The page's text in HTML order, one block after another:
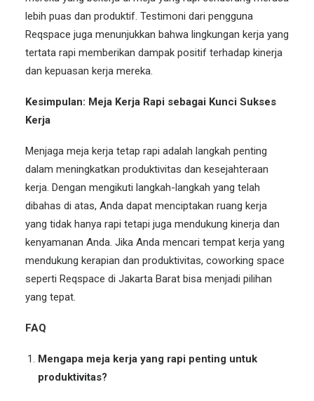
lebih puas dan produktif. Testimoni dari pengguna
Reqspace juga menunjukkan bahwa lingkungan kerja yang
tertata rapi memberikan dampak positif terhadap kinerja
dan kepuasan kerja mereka.
Kesimpulan: Meja Kerja Rapi sebagai Kunci Sukses
Kerja
Menjaga meja kerja tetap rapi adalah langkah penting
dalam meningkatkan produktivitas dan kesejahteraan
kerja. Dengan mengikuti langkah-langkah yang telah
dibahas di atas, Anda dapat menciptakan ruang kerja
yang tidak hanya rapi tetapi juga mendukung kinerja dan
kenyamanan Anda. Jika Anda mencari tempat kerja yang
mendukung kerapian dan produktivitas, coworking space
seperti Reqspace di Jakarta Barat bisa menjadi pilihan
yang tepat.
FAQ
Mengapa meja kerja yang rapi penting untuk
produktivitas?